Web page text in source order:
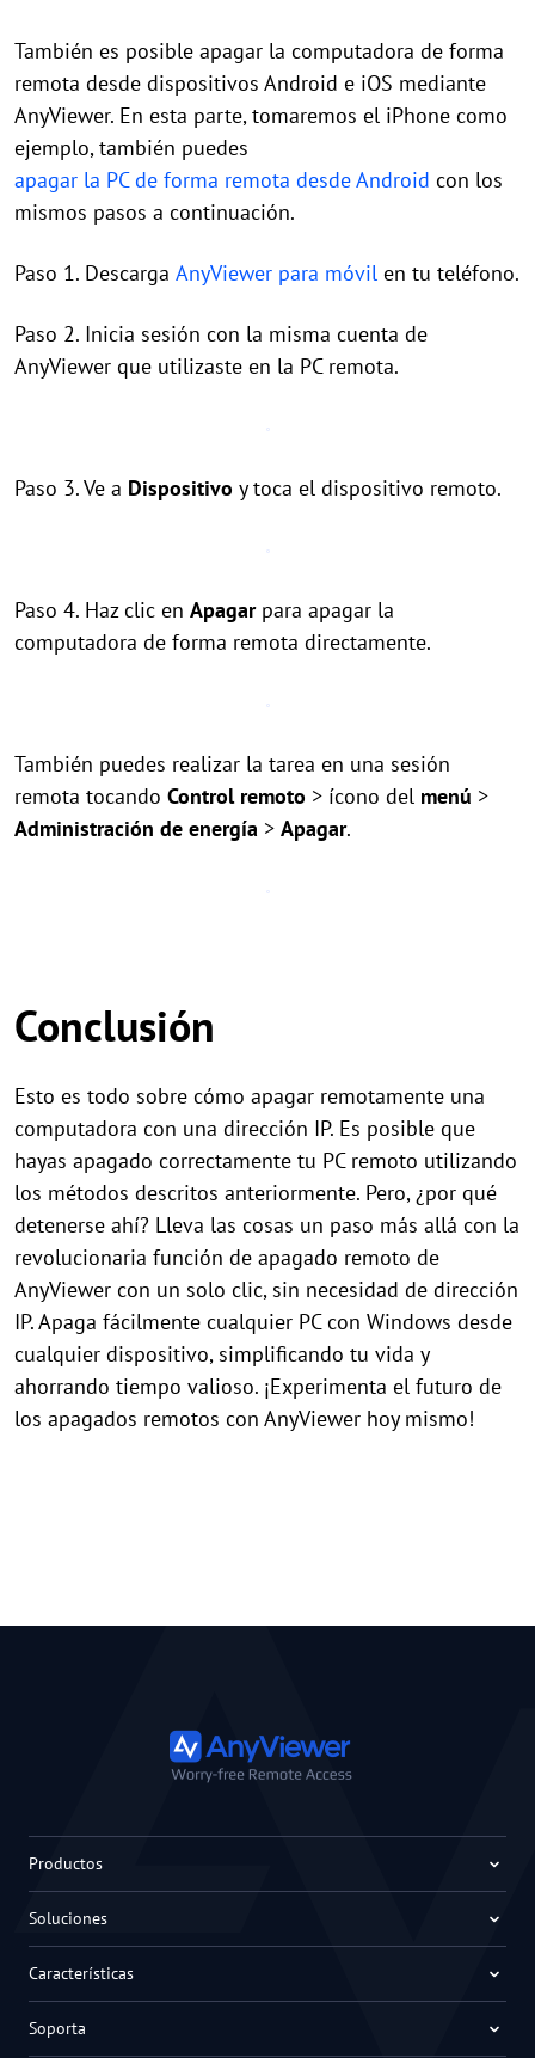
También es posible apagar la computadora de forma
remota desde dispositivos Android e iOS mediante
AnyViewer. En esta parte, tomaremos el iPhone como
ejemplo, también puedes
apagar la PC de forma remota desde Android con los
mismos pasos a continuación.
Paso 1. Descarga AnyViewer para móvil en tu teléfono.
Paso 2. Inicia sesión con la misma cuenta de
AnyViewer que utilizaste en la PC remota.
Paso 3. Ve a Dispositivo y toca el dispositivo remoto.
Paso 4. Haz clic en Apagarpara apagar la
computadora de forma remota directamente.
También puedes realizar la tarea en una sesión
remota tocando Control remoto > ícono del menú >
Administración de energía > Apagar.
Conclusión
Esto es todo sobre cómo apagar remotamente una
computadora con una dirección IP. Es posible que
hayas apagado correctamente tu PC remoto utilizando
los métodos descritos anteriormente. Pero, ¿por qué
detenerse ahí? Lleva las cosas un paso más allá con la
revolucionaria función de apagado remoto de
AnyViewer con un solo clic, sin necesidad de dirección
IP. Apaga fácilmente cualquier PC con Windows desde
cualquier dispositivo, simplificando tu vida y
ahorrando tiempo valioso. ¡Experimenta el futuro de
los apagados remotos con AnyViewer hoy mismo!
Productos
Soluciones
Características
Soporta